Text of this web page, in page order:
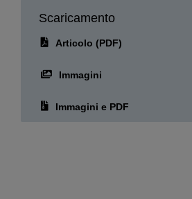
Scaricamento
Articolo (PDF)
Immagini
Immagini e PDF